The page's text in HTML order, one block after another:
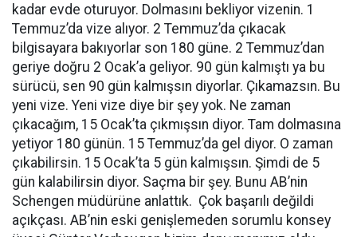
kadar evde oturuyor. Dolmasını bekliyor vizenin. 1
Temmuz’da vize alıyor. 2 Temmuz’da çıkacak
bilgisayara bakıyorlar son 180 güne. 2 Temmuz’dan
geriye doğru 2 Ocak’a geliyor. 90 gün kalmıştı ya bu
sürücü, sen 90 gün kalmışsın diyorlar. Çıkamazsın. Bu
yeni vize. Yeni vize diye bir şey yok. Ne zaman
çıkacağım, 15 Ocak’ta çıkmışsın diyor. Tam dolmasına
yetiyor 180 günün. 15 Temmuz’da gel diyor. O zaman
çıkabilirsin. 15 Ocak’ta 5 gün kalmışsın. Şimdi de 5
gün kalabilirsin diyor. Saçma bir şey. Bunu AB’nin
Schengen müdürüne anlattık. Çok başarılı değildi
açıkçası. AB’nin eski genişlemeden sorumlu konsey